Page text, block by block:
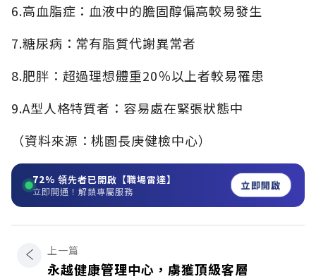
6.高血脂症：血液中的膽固醇偏高較易發生
7.糖尿病：常有脂質代謝異常者
8.肥胖：超過理想體重20％以上者較易罹患
9.A型人格特質者：容易處在緊張狀態中
（資料來源：桃園長庚健檢中心）
72% 領先者已開啟【職場雷達】
立即開通！解鎖專屬服務 立即開啟
上一篇
永越健康管理中心，虜獲頂級客層